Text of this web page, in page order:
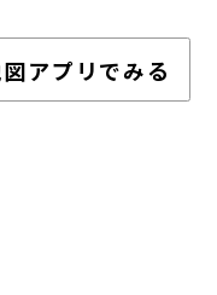
アプリでみる